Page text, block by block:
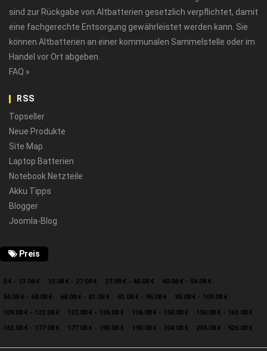
sind zur Rückgabe von Altbatterien gesetzlich verpflichtet, damit
eine fachgerechte Entsorgung gewährleistet werden kann. Sie
können Altbatterien an einer kommunalen Sammelstelle oder im
Handel vor Ort abgeben.
FAQ »
RSS
Topseller
Neue Produkte
Site Map
Laptop Batterien
Notebook Netzteile
Akku Tipps
Blogger
Joomla-Blog
Preis
0 € - 13.08 € 13.08 € - 27.08 € 27.08 € - 40.08 €
40.08 € - 54.08 €
54.08 € - 68.08 €
68.08 € - 81.08 € 81.08 € - 95.08 €
95.08 € - 109.08 €
109.08 € - 122.08 €
122.08 € - 136.08 € 136.08 € - 150.08 €
150.08 € - 163.08 €
163.08 € - 177.08 €
177.08 € - 190.08 € 190.08 € - 204.08 € 204.08 € - 526.08 €